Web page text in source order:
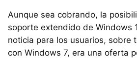
Aunque sea cobrando, la
soporte extendido de Windows
noticia para los usuarios, sobre
con Windows 7, era una oferta